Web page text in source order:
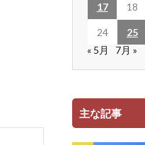
17 18
24 25
« 5月
7月 »
主な記事